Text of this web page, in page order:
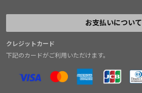
お支払いについて
クレジットカード
下記のカードがご利用いただけます。